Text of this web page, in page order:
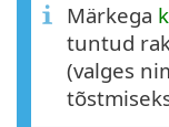
Märkega
tuntud
(valges